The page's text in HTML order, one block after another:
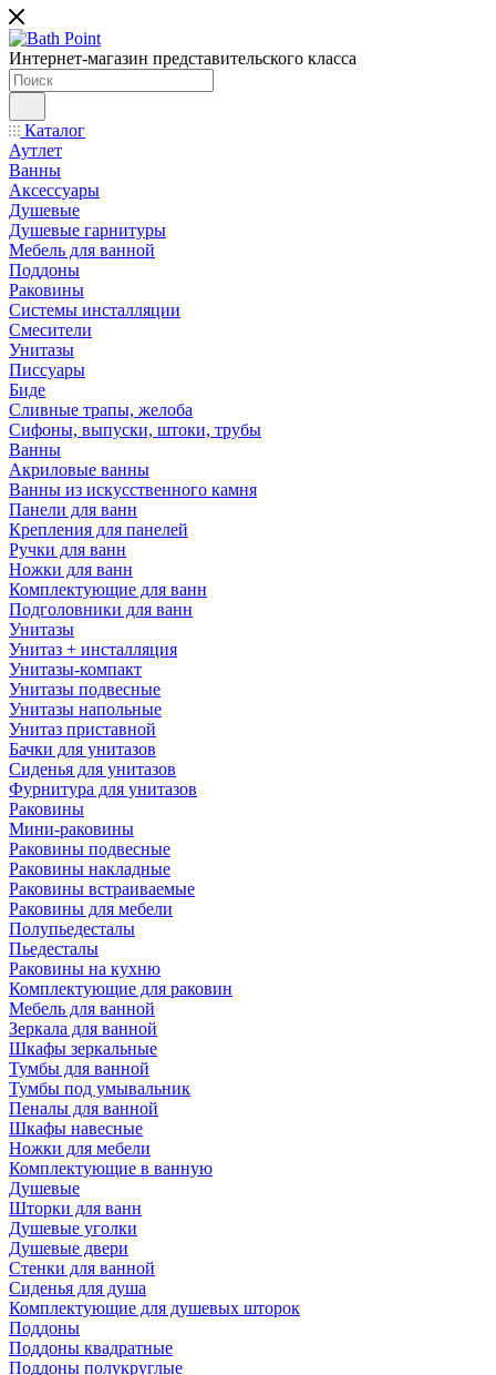
Интернет-магазин представительского класса
Каталог
Аутлет
Ванны
Аксессуары
Душевые
Душевые гарнитуры
Мебель для ванной
Поддоны
Раковины
Системы инсталляции
Смесители
Унитазы
Писсуары
Биде
Сливные трапы, желоба
Сифоны, выпуски, штоки, трубы
Ванны
Акриловые ванны
Ванны из искусственного камня
Панели для ванн
Крепления для панелей
Ручки для ванн
Ножки для ванн
Комплектующие для ванн
Подголовники для ванн
Унитазы
Унитаз + инсталляция
Унитазы-компакт
Унитазы подвесные
Унитазы напольные
Унитаз приставной
Бачки для унитазов
Сиденья для унитазов
Фурнитура для унитазов
Раковины
Мини-раковины
Раковины подвесные
Раковины накладные
Раковины встраиваемые
Раковины для мебели
Полупьедесталы
Пьедесталы
Раковины на кухню
Комплектующие для раковин
Мебель для ванной
Зеркала для ванной
Шкафы зеркальные
Тумбы для ванной
Тумбы под умывальник
Пеналы для ванной
Шкафы навесные
Ножки для мебели
Комплектующие в ванную
Душевые
Шторки для ванн
Душевые уголки
Душевые двери
Стенки для ванной
Сиденья для душа
Комплектующие для душевых шторок
Поддоны
Поддоны квадратные
Поддоны полукруглые